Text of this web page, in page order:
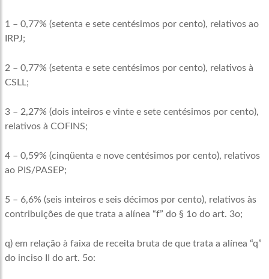
1 – 0,77% (setenta e sete centésimos por cento), relativos ao
IRPJ;
2 – 0,77% (setenta e sete centésimos por cento), relativos à
CSLL;
3 – 2,27% (dois inteiros e vinte e sete centésimos por cento),
relativos à COFINS;
4 – 0,59% (cinqüenta e nove centésimos por cento), relativos
ao PIS/PASEP;
5 – 6,6% (seis inteiros e seis décimos por cento), relativos às
contribuições de que trata a alínea “f” do § 1o do art. 3o;
q) em relação à faixa de receita bruta de que trata a alínea “q”
do inciso II do art. 5o: